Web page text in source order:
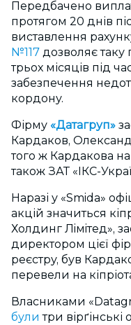
Передбачено
протягом 20 днів
виставлення
№117 дозволяє таку
трьох місяців під
забезпечення
кордону.
Фірму «Датагруп»
Кардаков,
того ж Кардакова
також ЗАТ «ІКС-
Наразі у «Smida»
акцій значиться
Холдинг Лiмiтед»,
директором цієї
реєстру, був
перевели на
Власниками
були три